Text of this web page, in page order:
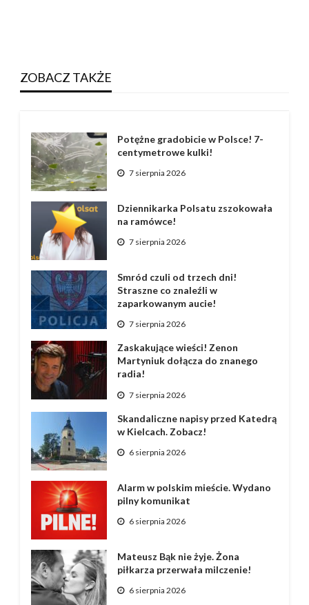
ZOBACZ TAKŻE
Potężne gradobicie w Polsce! 7-
centymetrowe kulki!
7 sierpnia 2026
Dziennikarka Polsatu zszokowała
na ramówce!
7 sierpnia 2026
Smród czuli od trzech dni!
Straszne co znaleźli w
zaparkowanym aucie!
7 sierpnia 2026
Zaskakujące wieści! Zenon
Martyniuk dołącza do znanego
radia!
7 sierpnia 2026
Skandaliczne napisy przed Katedrą
w Kielcach. Zobacz!
6 sierpnia 2026
Alarm w polskim mieście. Wydano
pilny komunikat
6 sierpnia 2026
Mateusz Bąk nie żyje. Żona
piłkarza przerwała milczenie!
6 sierpnia 2026